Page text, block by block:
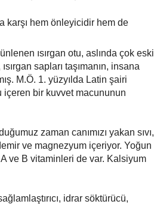
karşı hem önleyicidir hem de
ısırgan otu, aslında çok eski
sapları taşımanın, insana
M.Ö. 1. yüzyılda Latin şairi
içeren bir kuvvet macununun
zaman canımızı yakan sıvı,
ve magnezyum içeriyor. Yoğun
A ve B vitaminleri de var. Kalsiyum
idrar söktürücü,